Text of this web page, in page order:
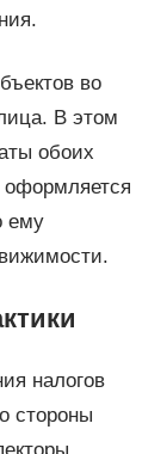
во
В этом
обоих
оформляется
ему
налогов
стороны